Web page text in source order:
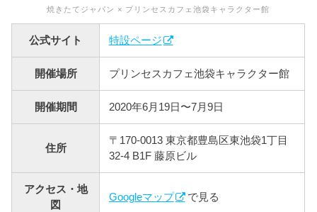
焼きたてジャパン × プリンセスカフェ池袋キャラクター館
公式サイト 特設ページ
開催場所 プリンセスカフェ池袋キャラクター館
開催期間 2020年6月19日〜7月9日
住所
〒170-0013 東京都豊島区東池袋1丁目
32-4 B1F 藤原ビル
アクセス・地
図
Googleマップ で見る